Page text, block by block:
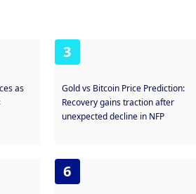
as
3
Gold vs Bitcoin Price Prediction:
Recovery gains traction after
unexpected decline in NFP
6